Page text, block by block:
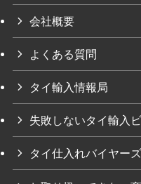
会社概要
よくある質問
タイ輸入情報局
失敗しないタイ輸入
タイ仕入れバイヤー